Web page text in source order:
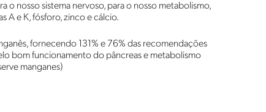
o nosso sistema nervoso, para o nosso metabolismo,
A e K, fósforo, zinco e cálcio.
fornecendo 131% e 76% das recomendações
bom funcionamento do pâncreas e metabolismo
manganes)